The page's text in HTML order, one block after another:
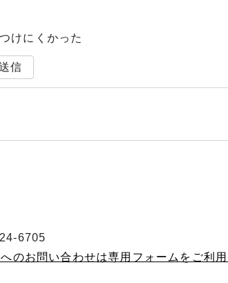
けにくかった
信
6705
のお問い合わせは専用フォームをご利用